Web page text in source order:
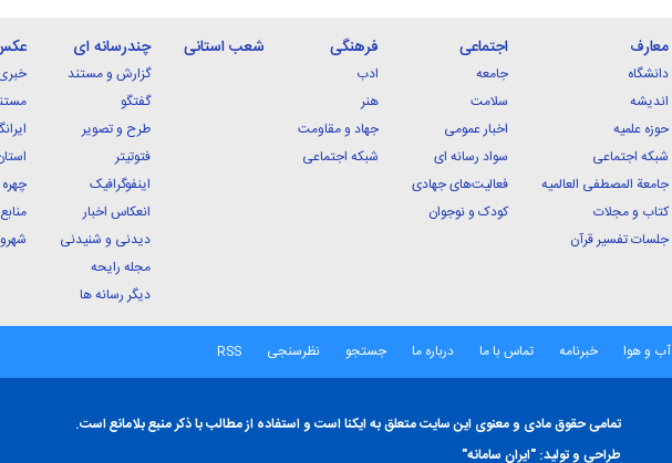
معارف
دانشگاه
اندیشه
حوزه علمیه
شبکه اجتماعی
جامعة المصطفی العالمیه
کتاب و مجلات
جلسات تفسیر قرآن
اجتماعی
جامعه
سلامت
اخبار عمومی
سواد رسانه ای
فعالیت‌های جهادی
کودک و نوجوان
فرهنگی
ادب
هنر
جهاد و مقاومت
شبکه اجتماعی
شعب استانی چندرسانه ای
گزارش و مستند
گفتگو
طرح و تصویر
فتوتیتر
اینفوگرافیک
انعکاس اخبار
دیدنی و شنیدنی
مجله رایحه
دیگر رسانه ها
آب و هوا خبرنامه تماس با ما درباره ما جستجو نظرسنجی RSS
تمامی حقوق مادی و معنوی این سایت متعلق به ایکنا است و استفاده از مطالب با ذکر منبع بلامانع است.
طراحی و تولید: "ایران سامانه"